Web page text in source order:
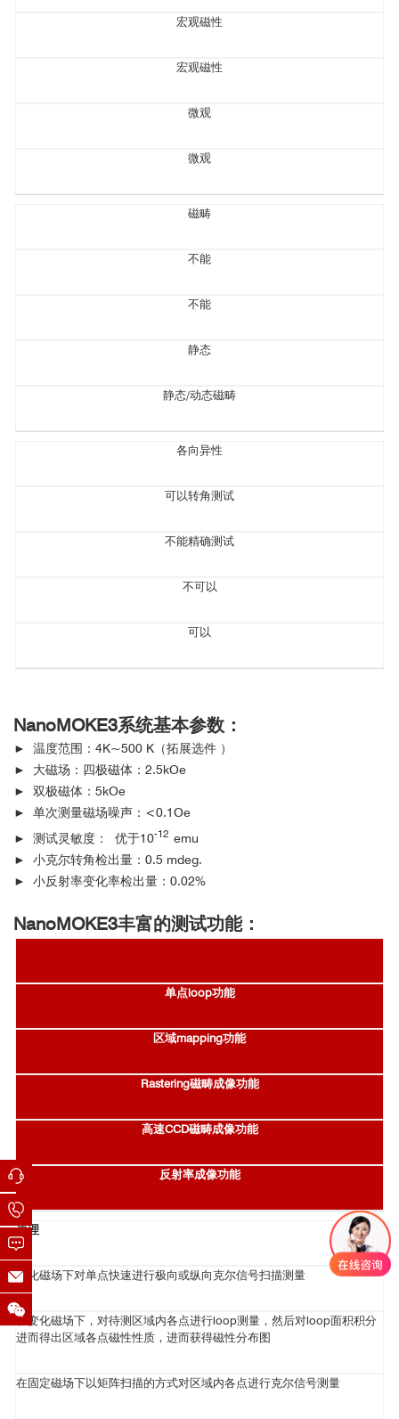
宏观磁性
宏观磁性
微观
微观
磁畴
不能
不能
静态
静态/动态磁畴
各向异性
可以转角测试
不能精确测试
不可以
可以
NanoMOKE3系统基本参数：
► 温度范围：4K~500 K（拓展选件 ）
► 大磁场：四极磁体：2.5kOe
► 双极磁体：5kOe
► 单次测量磁场噪声：<0.1Oe
► 测试灵敏度： 优于10-12 emu
► 小克尔转角检出量：0.5 mdeg.
► 小反射率变化率检出量：0.02%
NanoMOKE3丰富的测试功能：
单点loop功能
区域mapping功能
Rastering磁畴成像功能
高速CCD磁畴成像功能
反射率成像功能
原理
变化磁场下对单点快速进行极向或纵向克尔信号扫描测量
在变化磁场下，对待测区域内各点进行loop测量，然后对loop面积积分
进而得出区域各点磁性性质，进而获得磁性分布图
在固定磁场下以矩阵扫描的方式对区域内各点进行克尔信号测量